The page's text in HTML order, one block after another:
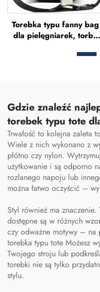
Torebka typu fanny bag
dla pielęgniarek, torba
wieloma przegrodami,
dla personelu
medycznego,
torby pielęgniarskiej,
torby pielęgniarskie
Gdzie znaleźć
torebek typu tote
Trwałość to kolejna zaleta
Wiele z nich wykonano z
płótno czy nylon.
użytkowanie i są odporno
rozlanego napoju lub
można łatwo oczyścić –
Styl również ma
dostępne są w różnych
czy odważne motywy – na
torebka typu tote Możesz
Twojego stroju lub
torebki nie są tylko
stylu.